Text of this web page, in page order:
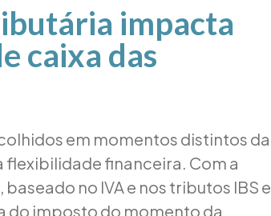
impacta
caixa das
em momentos distintos da
financeira. Com a
no IVA e nos tributos IBS e
do imposto do momento da